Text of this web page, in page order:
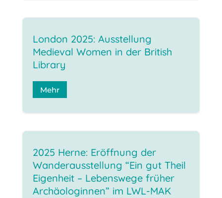
London 2025: Ausstellung
Medieval Women in der British
Library
Mehr
2025 Herne: Eröffnung der
Wanderausstellung “Ein gut Theil
Eigenheit – Lebenswege früher
Archäologinnen” im LWL-MAK